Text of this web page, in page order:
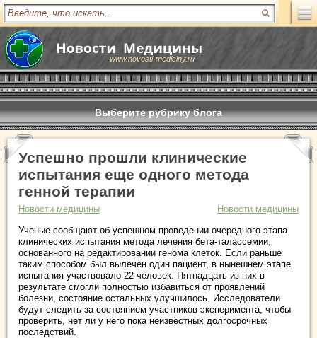
www.novosti-mediciny.ru
Выберите рубрику блога
Успешно прошли клинические
испытания еще одного метода
генной терапии
Новости медицины
Новости медицины
Ученые сообщают об успешном проведении очередного этапа
клинических испытания метода лечения бета-талассемии,
основанного на редактировании генома клеток. Если раньше
таким способом был вылечен один пациент, в нынешнем этапе
испытания участвовало 22 человек. Пятнадцать из них в
результате смогли полностью избавиться от проявлений
болезни, состояние остальных улучшилось. Исследователи
будут следить за состоянием участников эксперимента, чтобы
проверить, нет ли у него пока неизвестных долгосрочных
последствий.